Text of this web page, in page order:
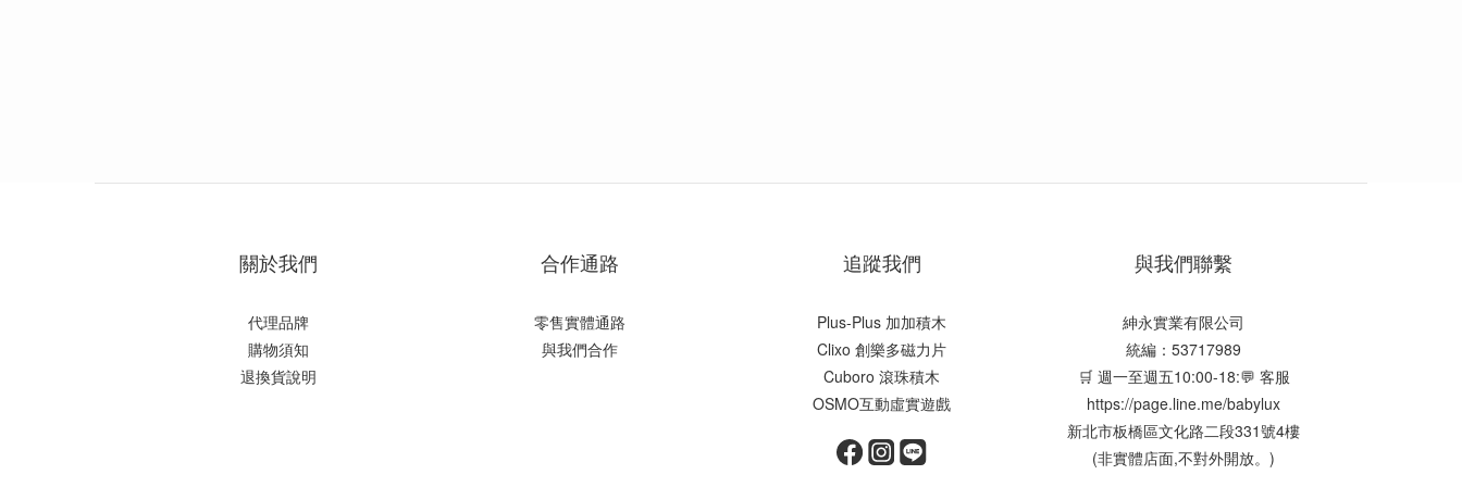
關於我們
代理品牌
購物須知
退換貨說明
合作通路
零售實體通路
與我們合作
追蹤我們
Plus-Plus 加加積木
Clixo 創樂多磁力片
Cuboro 滾珠積木
OSMO互動虛實遊戲
與我們聯繫
紳永實業有限公司
統編：53717989
🛒 週一至週五10:00-18:💬 客服
https://page.line.me/babylux
新北市板橋區文化路二段331號4樓
(非實體店面,不對外開放。)